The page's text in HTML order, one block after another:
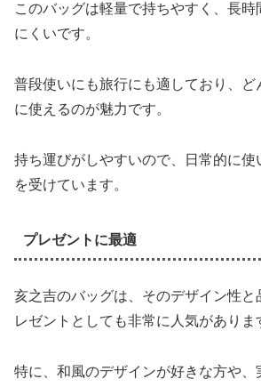
このバッグは軽量で持ちやすく、長
にくいです。
普段使いにも旅行にも適しており、ど
に使えるのが魅力です。
持ち運びがしやすいので、日常的に使
を受けています。
プレゼントに最適
亥之吉のバッグは、そのデザイン性と
レゼントとしても非常に人気がありま
特に、和風のデザインが好きな方や、